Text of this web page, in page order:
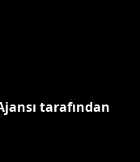
tarafından